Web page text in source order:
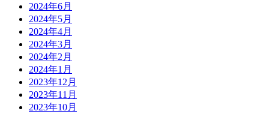
2024年6月
2024年5月
2024年4月
2024年3月
2024年2月
2024年1月
2023年12月
2023年11月
2023年10月